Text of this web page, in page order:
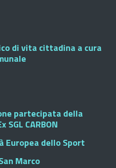
di vita cittadina a cura
partecipata della
CARBON
Europea dello Sport
Marco